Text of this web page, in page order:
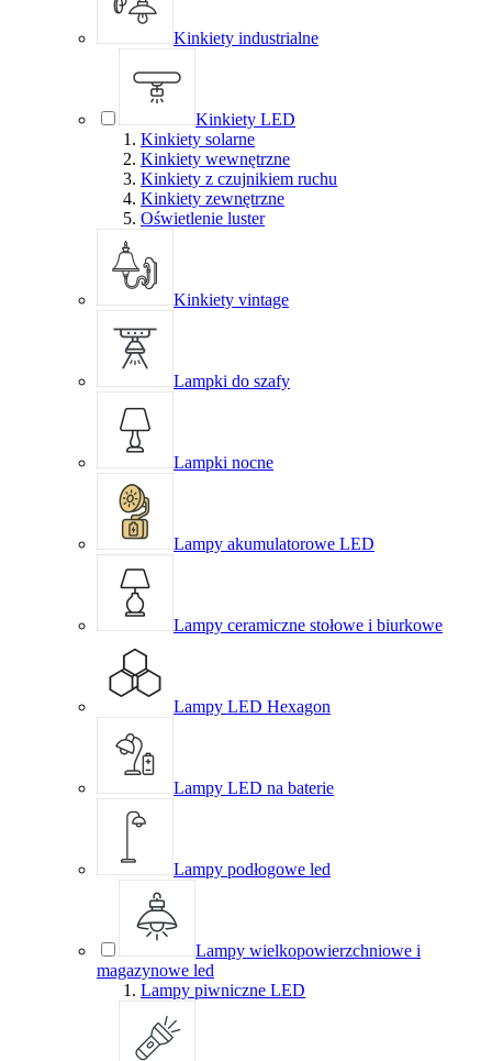
Kinkiety industrialne
Kinkiety LED
Kinkiety solarne
Kinkiety wewnętrzne
Kinkiety z czujnikiem ruchu
Kinkiety zewnętrzne
Oświetlenie luster
Kinkiety vintage
Lampki do szafy
Lampki nocne
Lampy akumulatorowe LED
Lampy ceramiczne stołowe i biurkowe
Lampy LED Hexagon
Lampy LED na baterie
Lampy podłogowe led
Lampy wielkopowierzchniowe i
magazynowe led
Lampy piwniczne LED